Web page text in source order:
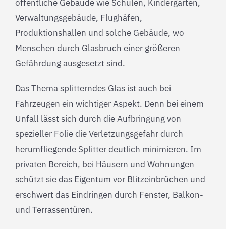
öffentliche Gebäude wie Schulen, Kindergärten,
Verwaltungsgebäude, Flughäfen,
Produktionshallen und solche Gebäude, wo
Menschen durch Glasbruch einer größeren
Gefährdung ausgesetzt sind.
Das Thema splitterndes Glas ist auch bei
Fahrzeugen ein wichtiger Aspekt. Denn bei einem
Unfall lässt sich durch die Aufbringung von
spezieller Folie die Verletzungsgefahr durch
herumfliegende Splitter deutlich minimieren. Im
privaten Bereich, bei Häusern und Wohnungen
schützt sie das Eigentum vor Blitzeinbrüchen und
erschwert das Eindringen durch Fenster, Balkon-
und Terrassentüren.